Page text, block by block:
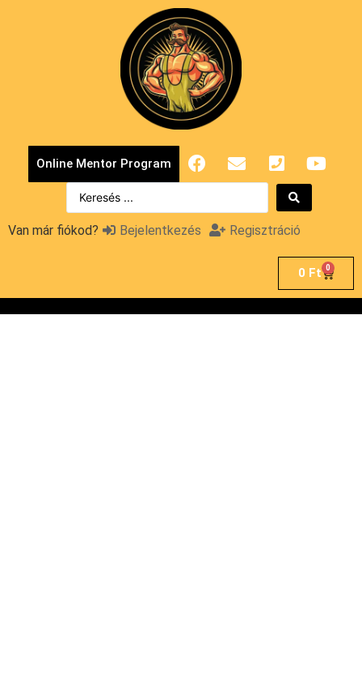
Online Mentor Program
Van már fiókod? Bejelentkezés Regisztráció
0 Ft 0